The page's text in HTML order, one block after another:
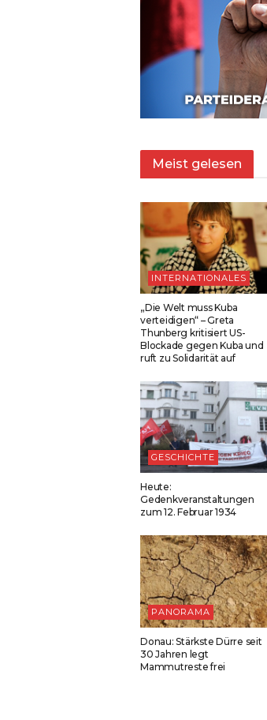
Meist gelesen
INTERNATIONALES
„Die Welt muss Kuba
verteidigen“ – Greta
Thunberg kritisiert US-
Blockade gegen Kuba und
ruft zu Solidarität auf
GESCHICHTE
Heute:
Gedenkveranstaltungen
zum 12. Februar 1934
PANORAMA
Donau: Stärkste Dürre seit
30 Jahren legt
Mammutreste frei